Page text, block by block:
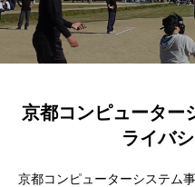
京都コンピューター
ライバ
京都コンピューターシステム